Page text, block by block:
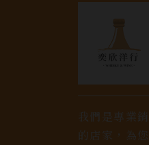
我們是專業
的店家，為